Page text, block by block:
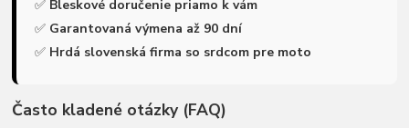
✅ Bleskové doručenie priamo k vám
✅ Garantovaná výmena až 90 dní
✅ Hrdá slovenská firma so srdcom pre moto
Často kladené otázky (FAQ)